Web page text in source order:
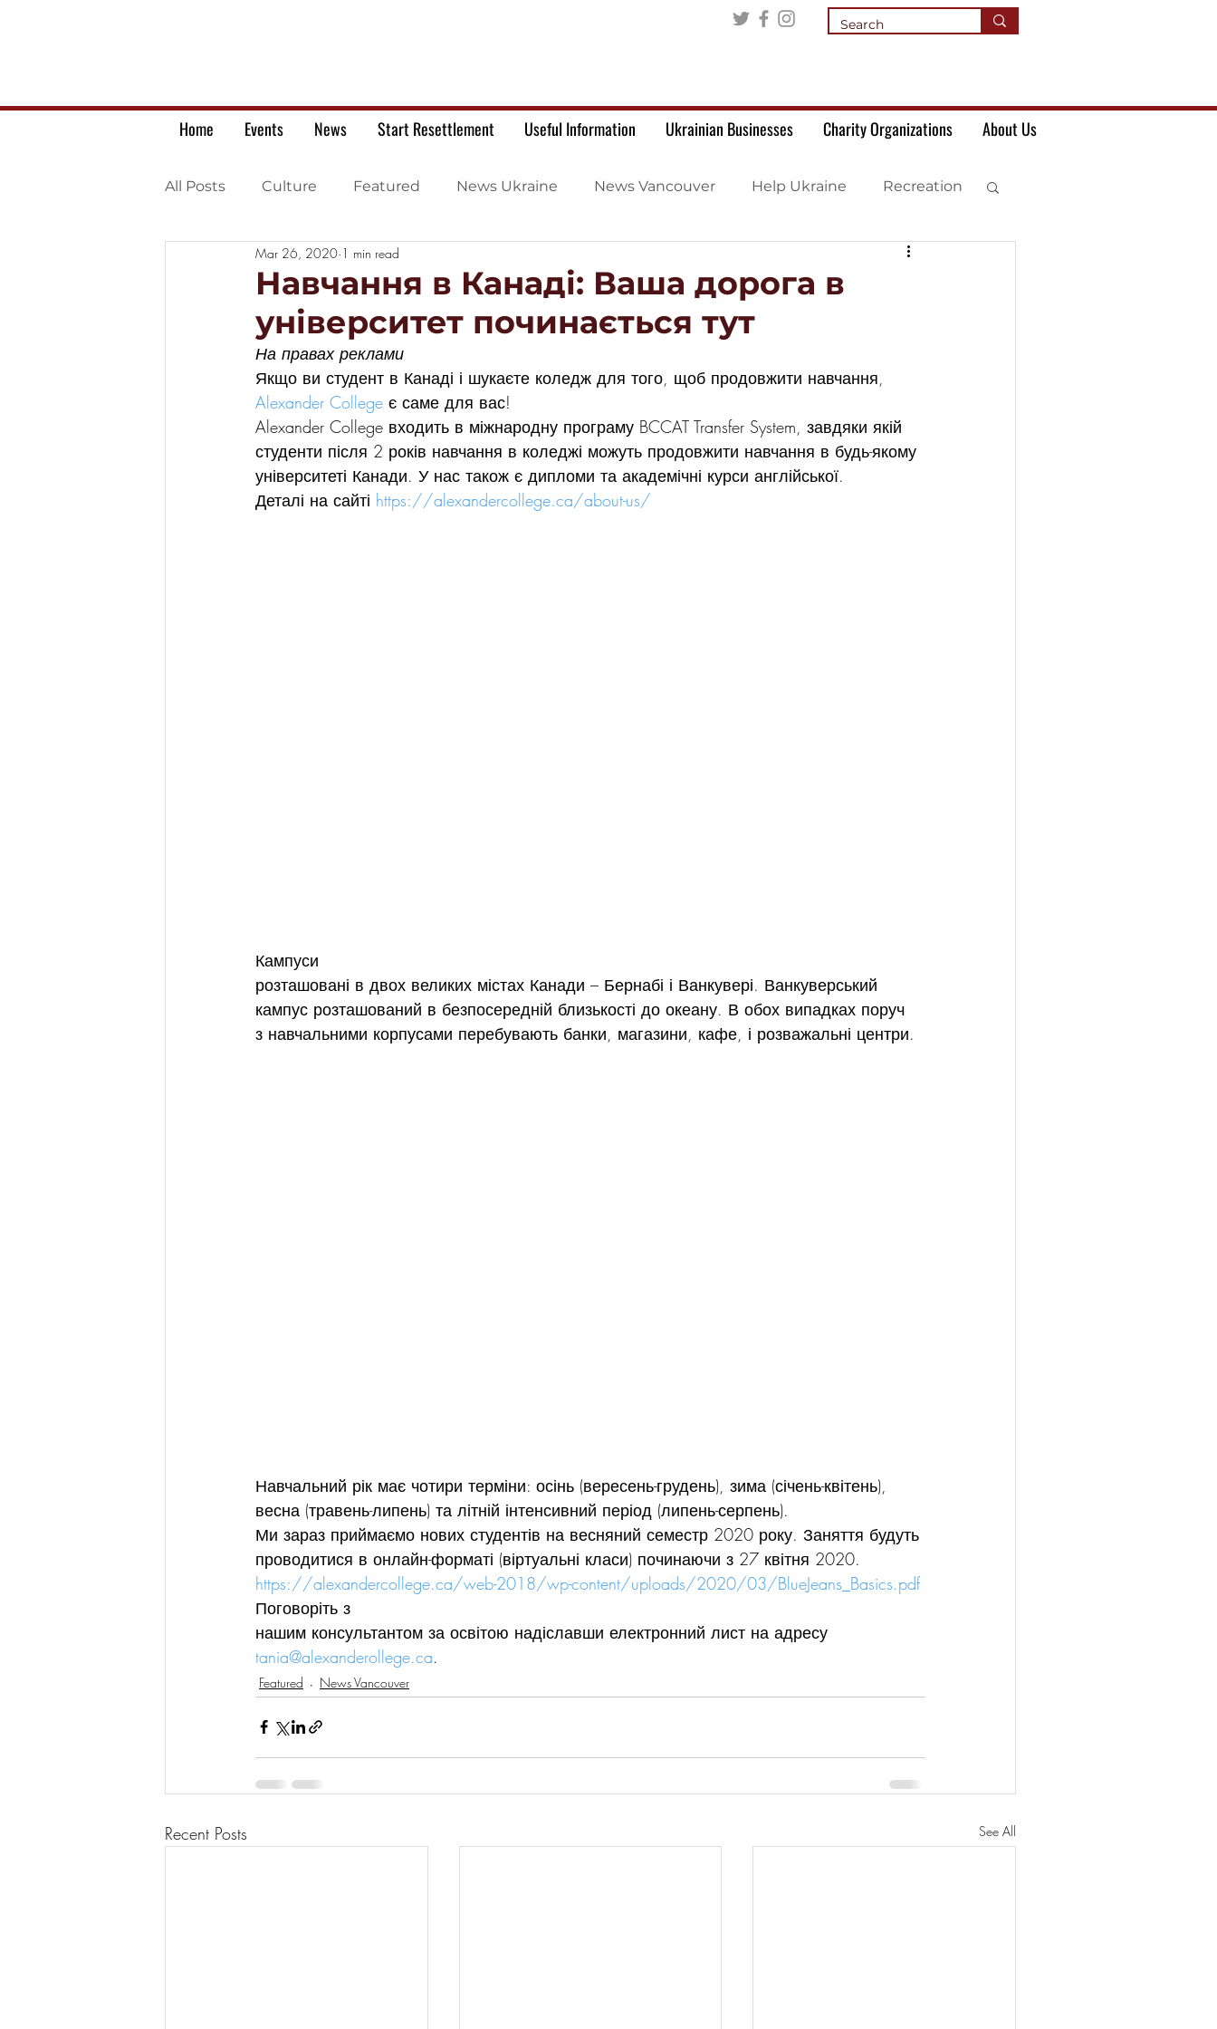
Home Events News Start Resettlement Useful Information Ukrainian Businesses Charity Organizations About Us
All Posts Culture Featured News Ukraine News Vancouver Help Ukraine Recreation
Ukrainian war letters
Навчання в Канаді: Ваша дорога в
університет починається тут
Mar 26, 2020 1 min read
На правах реклами
Якщо ви студент в Канаді і шукаєте коледж для того, щоб продовжити навчання,
Alexander College є саме для вас!
Alexander College входить в міжнародну програму BCCAT Transfer System, завдяки якій
студенти після 2 років навчання в коледжі можуть продовжити навчання в будь-якому
університеті Канади. У нас також є дипломи та академічні курси англійської.
Деталі на сайті https://alexandercollege.ca/about-us/
Кампуси
розташовані в двох великих містах Канади – Бернабі і Ванкувері. Ванкуверський
кампус розташований в безпосередній близькості до океану. В обох випадках поруч
з навчальними корпусами перебувають банки, магазини, кафе, і розважальні центри.
Навчальний рік має чотири терміни: осінь (вересень-грудень), зима (січень-квітень),
весна (травень-липень) та літній інтенсивний період (липень-серпень).
Ми зараз приймаємо нових студентів на весняний семестр 2020 року. Заняття будуть
проводитися в онлайн-форматі (віртуальні класи) починаючи з 27 квітня 2020.
https://alexandercollege.ca/web-2018/wp-content/uploads/2020/03/BlueJeans_Basics.pdf
Поговоріть з
нашим консультантом за освітою надіславши електронний лист на адресу
tania@alexanderollege.ca.
Featured News Vancouver
Recent Posts See All